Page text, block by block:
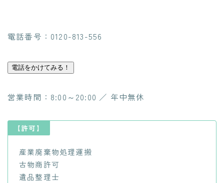
電話番号：0120-813-556
電話をかけてみる！
営業時間：8:00～20:00 ／ 年中無休
【許可】
産業廃棄物処理運搬
古物商許可
遺品整理士